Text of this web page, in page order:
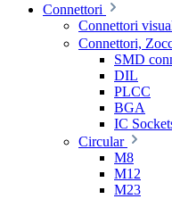
Connettori
Connettori
Connettori,
SMD
DIL
PLCC
BGA
IC
Circular
M8
M12
M23